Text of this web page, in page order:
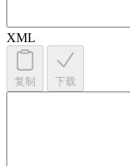
XML
复制 下载